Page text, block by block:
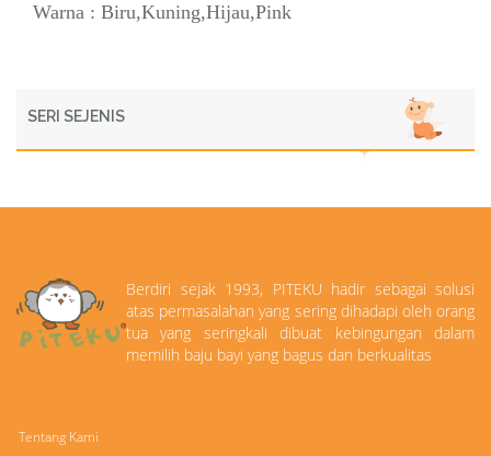
Warna : Biru,Kuning,Hijau,Pink
SERI SEJENIS
Berdiri sejak 1993, PITEKU hadir sebagai solusi
atas permasalahan yang sering dihadapi oleh orang
tua yang seringkali dibuat kebingungan dalam
memilih baju bayi yang bagus dan berkualitas
Tentang Kami